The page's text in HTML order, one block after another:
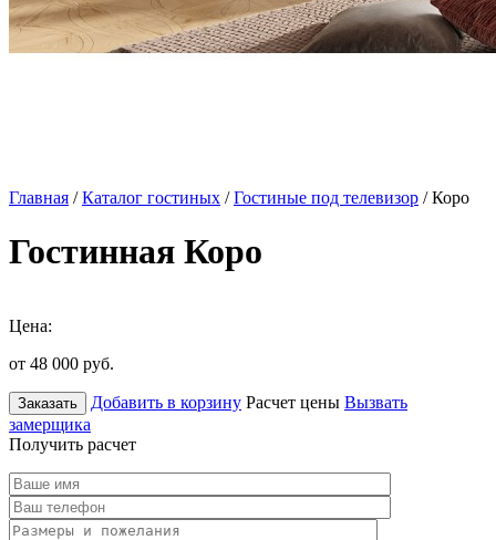
Главная /Каталог гостиных /Гостиные под телевизор / Коро
Гостинная Коро
Цена:
от 48 000 руб.
Заказать Добавить в корзину Расчет цены Вызвать
замерщика
Получить расчет